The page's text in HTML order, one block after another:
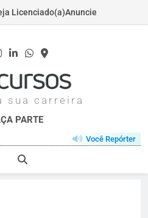
Licenciado(a)Anuncie
sua carreira
PARTE
Você Repórter